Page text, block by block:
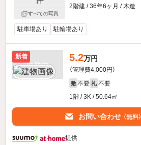
すべての写真
2階建 / 36年6ヶ月 / 木造
駐車場あり 駐輪場あり
新着 5.2万円
（管理費4,000円）
敷 不要 礼 不要
1階 / 3K / 50.64㎡
お問い合わせ （無料）
提供